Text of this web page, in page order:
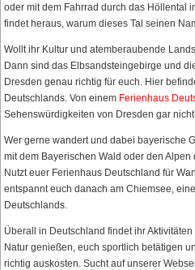
oder mit dem Fahrrad durch das Höllental
findet heraus, warum dieses Tal seinen
Wollt ihr Kultur und atemberaubende
Dann sind das Elbsandsteingebirge und
Dresden genau richtig für euch. Hier
Deutschlands. Von einem Ferienhaus
Sehenswürdigkeiten von Dresden gar nicht
Wer gerne wandert und dabei bayerische
mit dem Bayerischen Wald oder den
Nutzt euer Ferienhaus Deutschland für
entspannt euch danach am Chiemsee,
Deutschlands.
Überall in Deutschland findet ihr
Natur genießen, euch sportlich betätigen
richtig auskosten. Sucht auf unserer